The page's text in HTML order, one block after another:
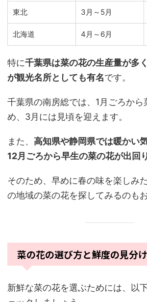
東北 3月～5月
北海道 4月～6月
特に千葉県は菜の花の生産量が多
が観光名所としても有名です。
千葉県の南房総では、1月ごろから
め、3月には見頃を迎えます。
また、 高知県や静岡県では暖かい
12月ごろから早生の菜の花が出回
そのため、早めに春の味を楽しみ
の地域の菜の花を探してみるのも
菜の花の選び方と鮮度の見分
新鮮な菜の花を選ぶためには、以